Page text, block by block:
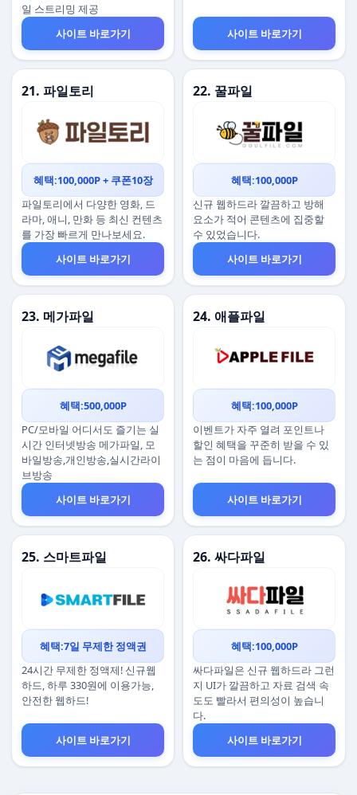
일 스트리밍 제공
사이트 바로가기
사이트 바로가기
21. 파일토리
혜택:100,000P + 쿠폰10장
파일토리에서 다양한 영화, 드
라마, 애니, 만화 등 최신 컨텐츠
를 가장 빠르게 만나보세요.
사이트 바로가기
22. 꿀파일
혜택:100,000P
신규 웹하드라 깔끔하고 방해
요소가 적어 콘텐츠에 집중할
수 있었습니다.
사이트 바로가기
23. 메가파일
혜택:500,000P
PC/모바일 어디서도 즐기는 실
시간 인터넷방송 메가파일, 모
바일방송,개인방송,실시간라이
브방송
사이트 바로가기
24. 애플파일
혜택:100,000P
이벤트가 자주 열려 포인트나
할인 혜택을 꾸준히 받을 수 있
는 점이 마음에 듭니다.
사이트 바로가기
25. 스마트파일
혜택:7일 무제한 정액권
24시간 무제한 정액제! 신규웹
하드, 하루 330원에 이용가능,
안전한 웹하드!
사이트 바로가기
26. 싸다파일
혜택:100,000P
싸다파일은 신규 웹하드라 그런
지 UI가 깔끔하고 자료 검색 속
도도 빨라서 편의성이 높습니
다.
사이트 바로가기